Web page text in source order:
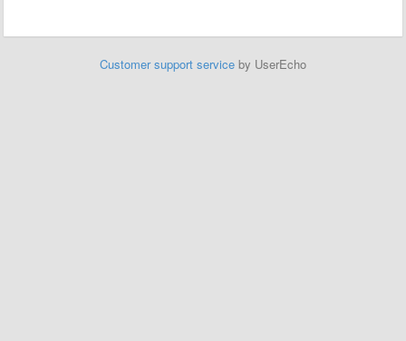
Customer support service by UserEcho